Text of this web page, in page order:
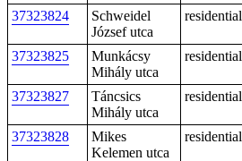
37323824
Schweidel
József utca
residential
37323825
Munkácsy
Mihály utca
residential
37323827
Táncsics
Mihály utca
residential
37323828
Mikes
Kelemen utca
residential